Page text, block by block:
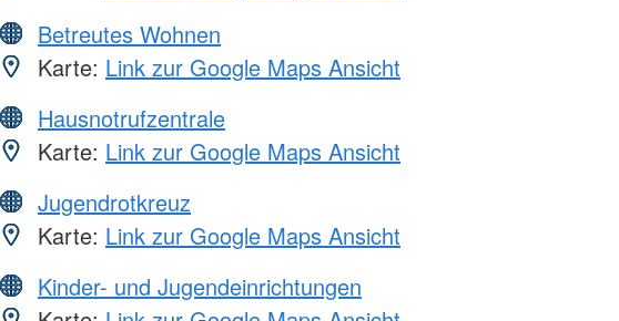
Betreutes Wohnen
Karte: Link zur Google Maps Ansicht
Hausnotrufzentrale
Karte: Link zur Google Maps Ansicht
Jugendrotkreuz
Karte: Link zur Google Maps Ansicht
Kinder- und Jugendeinrichtungen